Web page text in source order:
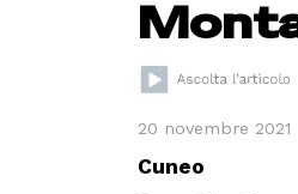
20 novembre 2021
Cuneo